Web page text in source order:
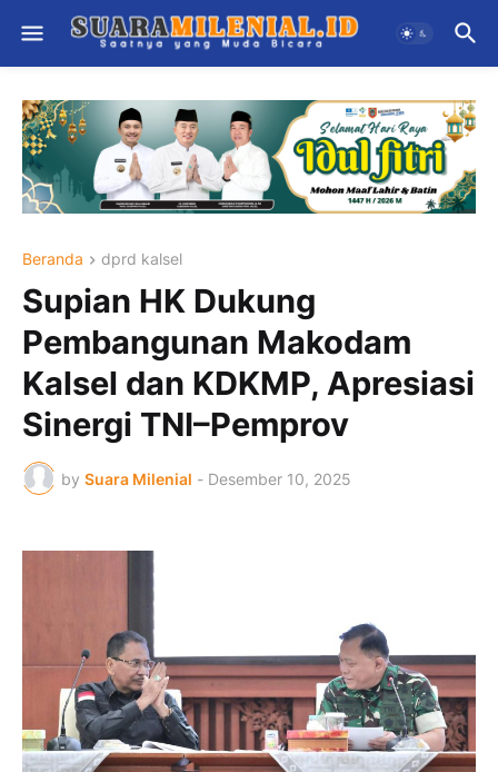
Beranda dprd kalsel
Supian HK Dukung
Pembangunan Makodam
Kalsel dan KDKMP, Apresiasi
Sinergi TNI–Pemprov
by Suara Milenial - Desember 10, 2025